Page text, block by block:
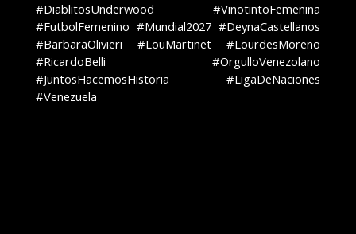
#DiablitosUnderwood #VinotintoFemenina
#FutbolFemenino #Mundial2027 #DeynaCastellanos
#BarbaraOlivieri #LouMartinet #LourdesMoreno
#RicardoBelli #OrgulloVenezolano
#JuntosHacemosHistoria #LigaDeNaciones
#Venezuela